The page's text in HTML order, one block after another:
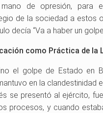
de opresión, para
de la sociedad a estos
decía “Va a haber un
como Práctica de la
el golpe de Estado en
en la clandestinidad
se presentó al ejército,
procesos, y cuando